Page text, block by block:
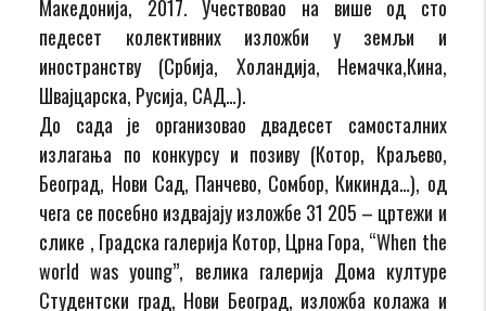
Македонија, 2017. Учествовао на више од сто
педесет колективних изложби у земљи и
иностранству (Србија, Холандија, Немачка,Кина,
Швајцарска, Русија, САД…).
До сада је организовао двадесет самосталних
излагања по конкурсу и позиву (Котор, Краљево,
Београд, Нови Сад, Панчево, Сомбор, Кикинда…), од
чега се посебно издвајају изложбе 31 205 – цртежи и
слике , Градска галерија Котор, Црна Гора, “When the
world was young”, велика галерија Дома културе
Студентски град, Нови Београд, изложба колажа и